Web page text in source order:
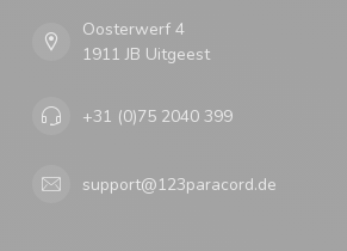
Oosterwerf 4
1911 JB Uitgeest
+31 (0)75 2040 399
support@123paracord.de